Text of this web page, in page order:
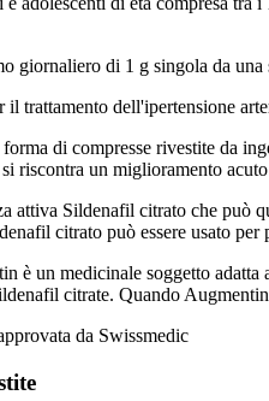
giornaliero di 1 g singola da
dell'ipertensione
di compresse rivestite da
riscontra un miglioramento
Sildenafil citrato che può
citrato può essere usato
è un medicinale soggetto
citrate. Quando
da Swissmedic